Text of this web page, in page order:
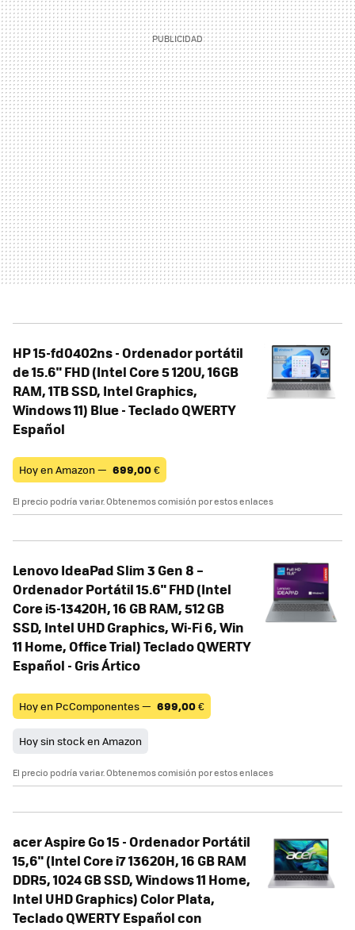
HP 15-fd0402ns - Ordenador portátil
de 15.6" FHD (Intel Core 5 120U, 16GB
RAM, 1TB SSD, Intel Graphics,
Windows 11) Blue - Teclado QWERTY
Español
Hoy en Amazon — 699,00€
El precio podría variar. Obtenemos comisión por estos enlaces
Lenovo IdeaPad Slim 3 Gen 8 –
Ordenador Portátil 15.6" FHD (Intel
Core i5-13420H, 16 GB RAM, 512 GB
SSD, Intel UHD Graphics, Wi-Fi 6, Win
11 Home, Office Trial) Teclado QWERTY
Español - Gris Ártico
Hoy en PcComponentes — 699,00€
Hoy sin stock en Amazon
El precio podría variar. Obtenemos comisión por estos enlaces
acer Aspire Go 15 - Ordenador Portátil
15,6" (Intel Core i7 13620H, 16 GB RAM
DDR5, 1024 GB SSD, Windows 11 Home,
Intel UHD Graphics) Color Plata,
Teclado QWERTY Español con